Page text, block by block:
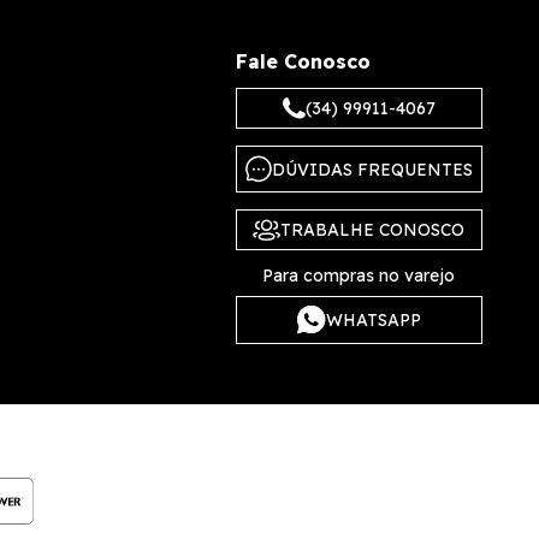
Fale Conosco
(34) 99911-4067
DÚVIDAS FREQUENTES
TRABALHE CONOSCO
Para compras no varejo
WHATSAPP